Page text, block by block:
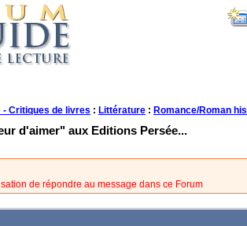
- Critiques de livres : Littérature : Romance/Roman
d'aimer" aux Editions Persée...
de répondre au message dans ce Forum